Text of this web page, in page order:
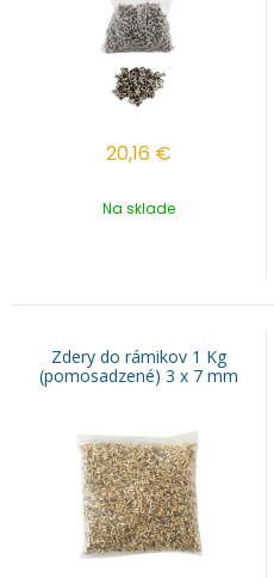
20,16 €
Na sklade
Zdery do rámikov 1 Kg
(pomosadzené) 3 x 7 mm